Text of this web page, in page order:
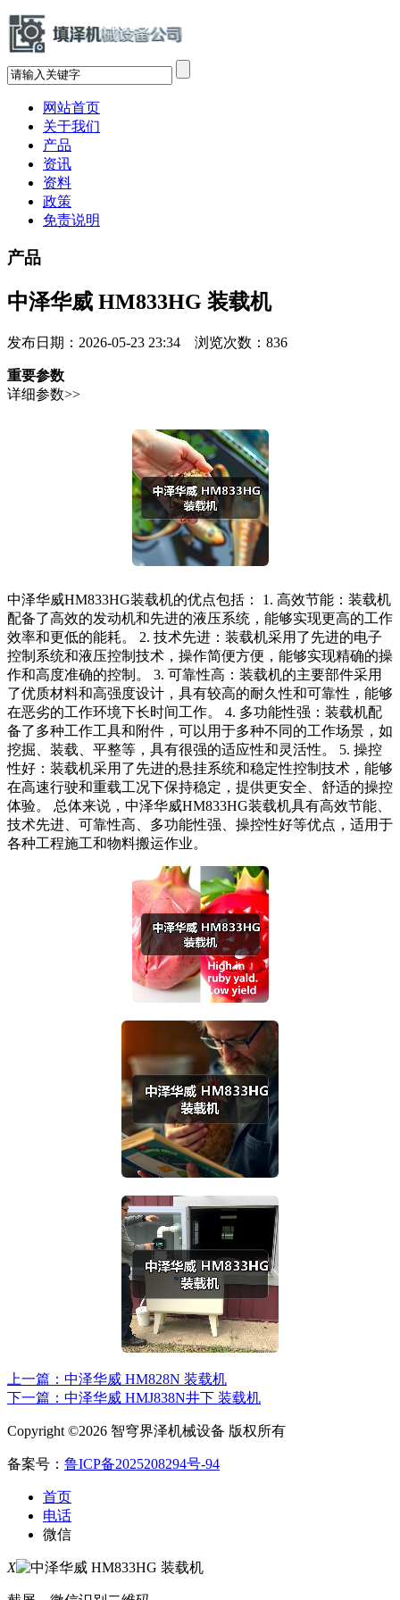
网站首页
关于我们
产品
资讯
资料
政策
免责说明
产品
中泽华威 HM833HG 装载机
发布日期：2026-05-23 23:34 浏览次数： 836
重要参数
详细参数>>
中泽华威HM833HG装载机的优点包括： 1. 高效节能：装载机
配备了高效的发动机和先进的液压系统，能够实现更高的工作
效率和更低的能耗。 2. 技术先进：装载机采用了先进的电子
控制系统和液压控制技术，操作简便方便，能够实现精确的操
作和高度准确的控制。 3. 可靠性高：装载机的主要部件采用
了优质材料和高强度设计，具有较高的耐久性和可靠性，能够
在恶劣的工作环境下长时间工作。 4. 多功能性强：装载机配
备了多种工作工具和附件，可以用于多种不同的工作场景，如
挖掘、装载、平整等，具有很强的适应性和灵活性。 5. 操控
性好：装载机采用了先进的悬挂系统和稳定性控制技术，能够
在高速行驶和重载工况下保持稳定，提供更安全、舒适的操控
体验。 总体来说，中泽华威HM833HG装载机具有高效节能、
技术先进、可靠性高、多功能性强、操控性好等优点，适用于
各种工程施工和物料搬运作业。
上一篇：中泽华威 HM828N 装载机
下一篇：中泽华威 HMJ838N井下 装载机
Copyright ©2026 智穹界泽机械设备 版权所有
备案号： 鲁ICP备2025208294号-94
首页
电话
微信
X